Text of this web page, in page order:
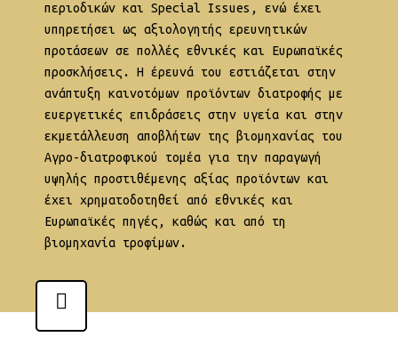
περιοδικών και Special Issues, ενώ έχει
υπηρετήσει ως αξιολογητής ερευνητικών
προτάσεων σε πολλές εθνικές και Ευρωπαϊκές
προσκλήσεις. Η έρευνά του εστιάζεται στην
ανάπτυξη καινοτόμων προϊόντων διατροφής με
ευεργετικές επιδράσεις στην υγεία και στην
εκμετάλλευση αποβλήτων της βιομηχανίας του
Αγρο-διατροφικού τομέα για την παραγωγή
υψηλής προστιθέμενης αξίας προϊόντων και
έχει χρηματοδοτηθεί από εθνικές και
Ευρωπαϊκές πηγές, καθώς και από τη
βιομηχανία τροφίμων.